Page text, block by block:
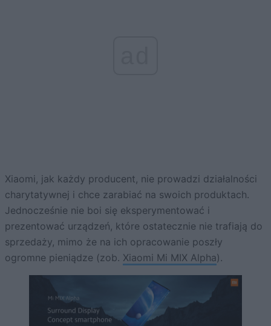
Xiaomi, jak każdy producent, nie prowadzi działalności
charytatywnej i chce zarabiać na swoich produktach.
Jednocześnie nie boi się eksperymentować i
prezentować urządzeń, które ostatecznie nie trafiają do
sprzedaży, mimo że na ich opracowanie poszły
ogromne pieniądze (zob. Xiaomi Mi MIX Alpha).